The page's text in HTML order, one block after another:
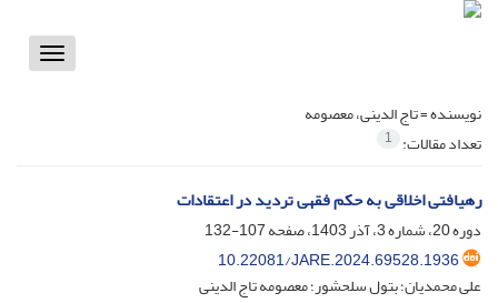
Toggle
نویسنده =تاج الدینی، معصومه
تعداد مقالات: 1
رهیافتی اخلاقی به حکم فقهی تردید در اعتقادات
دوره 20، شماره 3، آذر 1403، صفحه
107-132
10.22081/JARE.2024.69528.1936
علی محمدیان؛ بتول سلحشور؛ معصومه تاج الدینی